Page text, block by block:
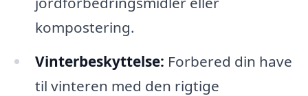
kompostering.
Vinterbeskyttelse: Forbered din have
til vinteren med den rigtige